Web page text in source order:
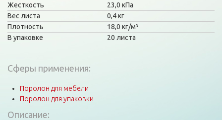
Жесткость
23,0 кПа
Вес листа
0,4 кг
Плотность
18,0 кг/м³
В упаковке
20 листа
Сферы применения:
Поролон для мебели
Поролон для упаковки
Описание: